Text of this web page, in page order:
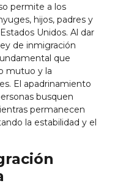
permite a los
hijos, padres y
Unidos. Al dar
de inmigración
que
mutuo y la
El apadrinamiento
busquen
permanecen
la estabilidad y el